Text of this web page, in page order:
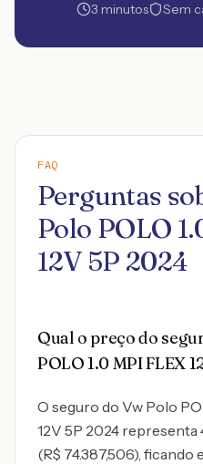
3 minutos Sem
FAQ
Perguntas
Polo POLO
12V 5P 2024
Qual o preço do
POLO 1.0 MPI FLEX
O seguro do Vw Polo
12V 5P 2024 representa
(R$ 74.387,506), ficando